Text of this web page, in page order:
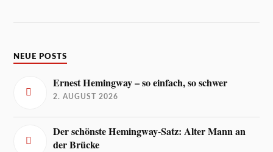
NEUE POSTS
Ernest Hemingway – so einfach, so schwer
2. AUGUST 2026
Der schönste Hemingway-Satz: Alter Mann an
der Brücke